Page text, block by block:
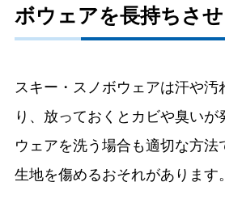
ボウェアを長持ちさせ
スキー・スノボウェアは汗や汚
り、放っておくとカビや臭いが
ウェアを洗う場合も適切な方法
生地を傷めるおそれがあります。